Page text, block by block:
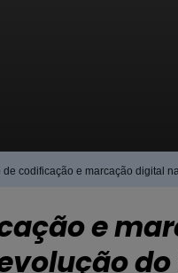
de codificação e marcação digital
e